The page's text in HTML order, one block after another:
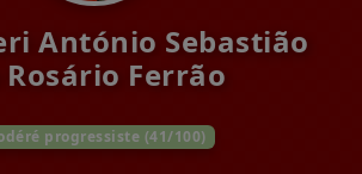
António Sebastião
Rosário Ferrão
progressiste (41/100)